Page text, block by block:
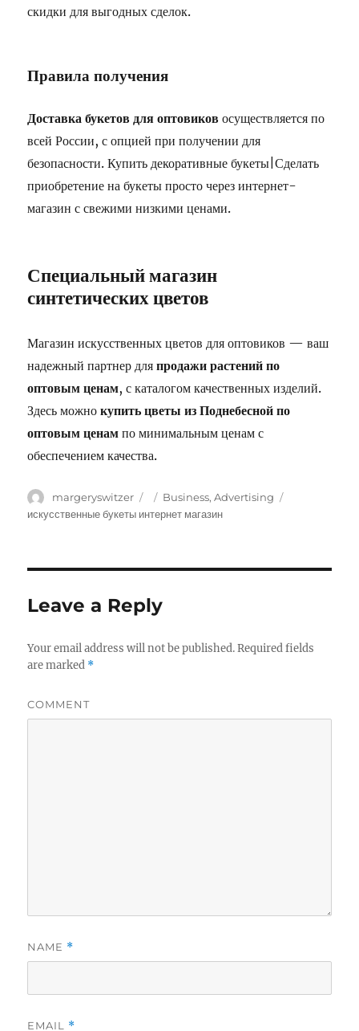
скидки для выгодных сделок.
Правила получения
Доставка букетов для оптовиков осуществляется по
всей России, с опцией при получении для
безопасности. Купить декоративные букеты|Сделать
приобретение на букеты просто через интернет-
магазин с свежими низкими ценами.
Специальный магазин
синтетических цветов
Магазин искусственных цветов для оптовиков — ваш
надежный партнер дляпродажи растений по
оптовым ценам, с каталогом качественных изделий.
Здесь можнокупить цветы из Поднебесной по
оптовым ценам по минимальным ценам с
обеспечением качества.
Author
margeryswitzer
Posted
on
Categories
Business, Advertising
искусственные букеты интернет магазин
Leave a Reply
Your email address will not be published.Required fields
are marked *
COMMENT
NAME *
EMAIL *